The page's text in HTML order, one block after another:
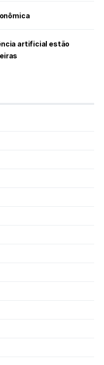
artificial estão